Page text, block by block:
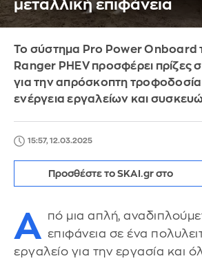
μεταλλική επιφάνεια
Το σύστημα Pro Power Onboard
Ranger PHEV προσφέρει πρίζες
για την απρόσκοπτη τροφοδοσία
ενέργεια εργαλείων και
15:57, 12.03.2025
Προσθέστε το SKAI.gr στο
Α πό μια απλή,
επιφάνεια σε ένα
εργαλείο για την εργασία και